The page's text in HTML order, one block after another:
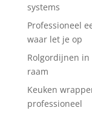
systems
Professioneel
waar let je op
Rolgordijnen in
raam
Keuken
professioneel